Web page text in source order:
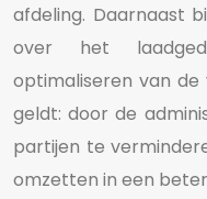
afdeling. Daarnaast
over het
optimaliseren van
geldt: door de
partijen te
omzetten in een